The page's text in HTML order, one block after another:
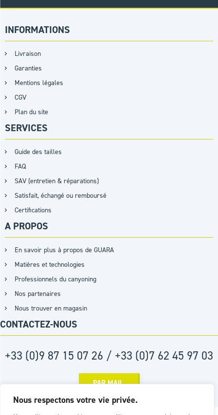
Nous respectons votre vie privée.
INFORMATIONS
Livraison
Garanties
Mentions légales
CGV
Plan du site
SERVICES
Guide des tailles
FAQ
SAV (entretien & réparations)
Satisfait, échangé ou remboursé
Certifications
A PROPOS
En savoir plus à propos de GUARA
Matières et technologies
Professionnels du canyoning
Nos partenaires
Nous trouver en magasin
CONTACTEZ-NOUS
+33 (0)9 87 15 07 26 / +33 (0)7 62 45 97 03
PAR MAIL